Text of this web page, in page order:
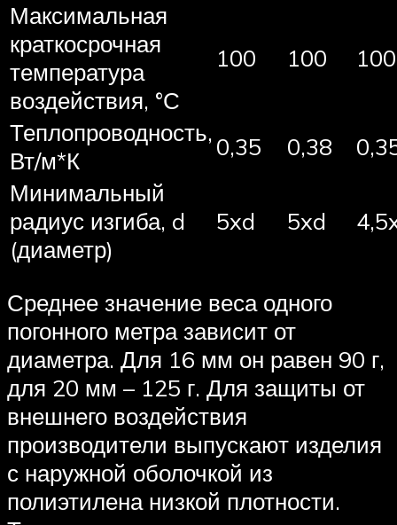
Максимальная
краткосрочная
температура
воздействия, °С
100 100 100
Теплопроводность,
Вт/м*К
0,35 0,38
Минимальный
радиус изгиба, d
(диаметр)
5xd 5xd
Среднее значение веса одного
погонного метра зависит от
диаметра. Для 16 мм он равен 90 г,
для 20 мм – 125 г. Для защиты от
внешнего воздействия
производители выпускают изделия
с наружной оболочкой из
полиэтилена низкой плотности.